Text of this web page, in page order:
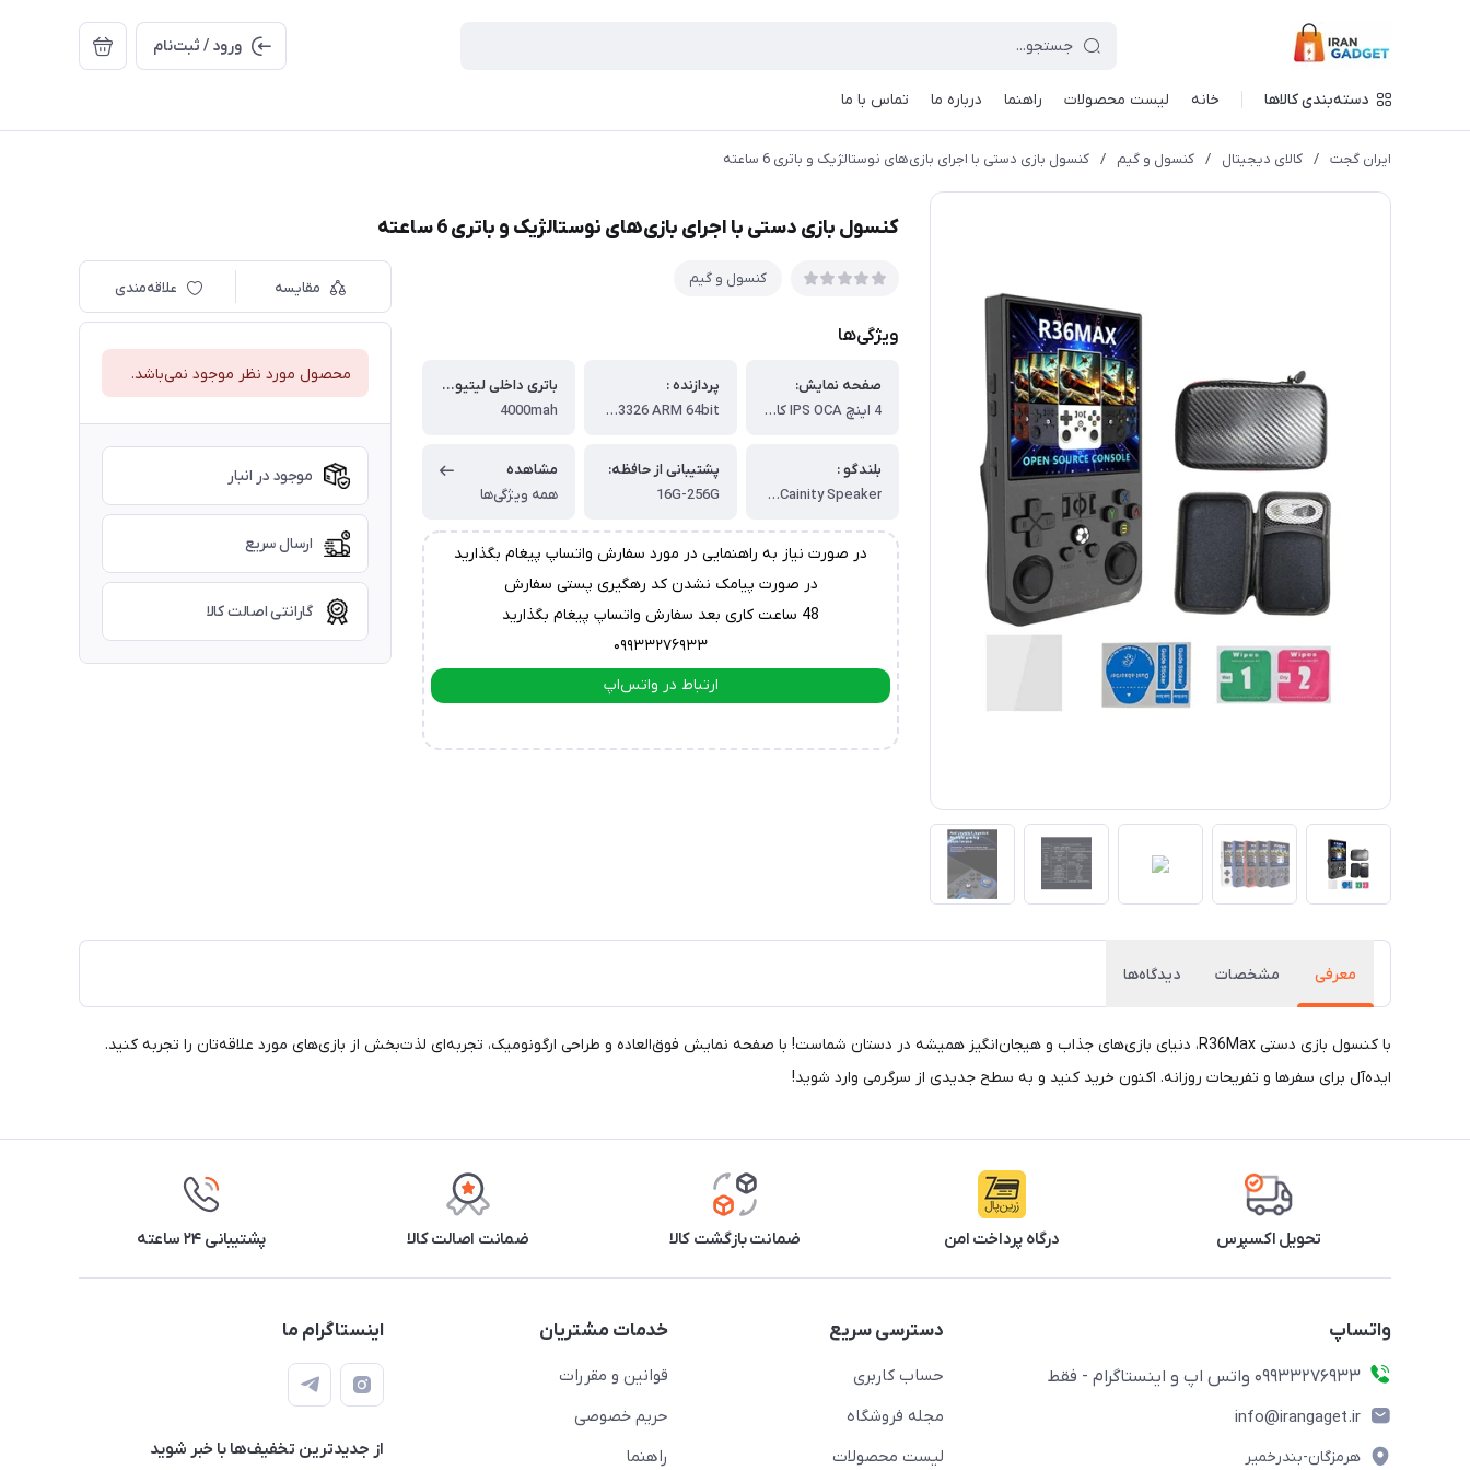
ورود / ثبت‌نام
دسته‌بندی کالاها خانه لیست محصولات راهنما درباره ما تماس با ما
ایران گجت / کالای دیجیتال / کنسول و گیم / کنسول بازی دستی با اجرای بازی‌های نوستالژیک و باتری 6 ساعته
کنسول بازی دستی با اجرای بازی‌های نوستالژیک و باتری 6 ساعته
کنسول و گیم
ویژگی‌ها
صفحه نمایش:
4 اینچ IPS OCA کاملاً چند لایه صفحه نمایش MIPI با وضوح بالا رزولوشن720*720
پردازنده :
RK3326 ARM 64bit چهار هسته ای CPU Cortex-A35 تا 1.5 گیگاهرتز
باتری داخلی لیتیومی:
4000mah
بلندگو :
Built-Cainity Speaker
پشتیبانی از حافظه:
16G-256G
مشاهده
همه ویژگی‌ها
در صورت نیاز به راهنمایی در مورد سفارش واتساپ پیغام بگذارید
در صورت پیامک نشدن کد رهگیری پستی سفارش
48 ساعت کاری بعد سفارش واتساپ پیغام بگذارید
۰۹۹۳۳۲۷۶۹۳۳
ارتباط در واتس‌اپ
مقایسه علاقه‌مندی
محصول مورد نظر موجود نمی‌باشد.
موجود در انبار
ارسال سریع
گارانتی اصالت کالا
معرفی مشخصات دیدگاه‌ها
با کنسول بازی دستی R36Max، دنیای بازی‌های جذاب و هیجان‌انگیز همیشه در دستان شماست! با صفحه نمایش فوق‌العاده و طراحی ارگونومیک، تجربه‌ای لذت‌بخش از بازی‌های مورد علاقه‌تان را تجربه کنید.
ایده‌آل برای سفرها و تفریحات روزانه. اکنون خرید کنید و به سطح جدیدی از سرگرمی وارد شوید!
تحویل اکسپرس درگاه پرداخت امن ضمانت بازگشت کالا ضمانت اصالت کالا پشتیبانی ۲۴ ساعته
واتساپ
09933276933 واتس اپ و اینستاگرام - فقط
info@irangaget.ir
هرمزگان-بندرخمیر
دسترسی سریع
حساب کاربری
مجله فروشگاه
لیست محصولات
خدمات مشتریان
قوانین و مقررات
حریم خصوصی
راهنما
اینستاگرام ما
از جدید‌ترین تخفیف‌ها با‌ خبر شوید